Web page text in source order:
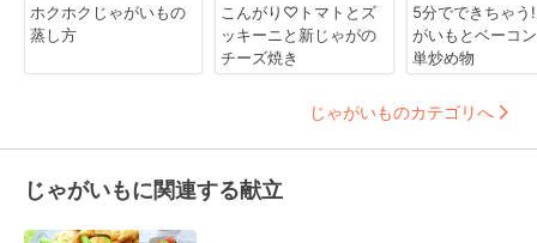
ホクホクじゃがいもの
蒸し方
こんがり♡トマトとズ
ッキーニと新じゃがの
チーズ焼き
5分でできちゃう
がいもとベーコ
単炒め物
じゃがいものカテゴリへ
じゃがいもに関連する献立